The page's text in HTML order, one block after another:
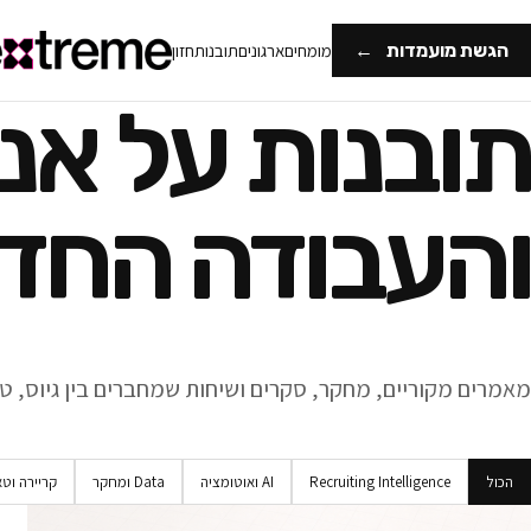
הגשת מועמדות ← מומחיםארגוניםתובנותחזון
תובנות על
והעבודה
מאמרים מקוריים, מחקר, סקרים ושיחות שמחברים בין גיוס,
הכול Recruiting Intelligence AI ואוטומציה Data ומחקר קריירה